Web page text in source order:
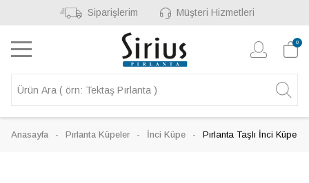
Siparişlerim Müşteri Hizmetleri
0
Anasayfa Pırlanta Küpeler İnci Küpe Pırlanta Taşlı İnci Küpe